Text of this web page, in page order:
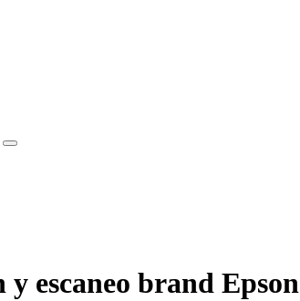
escaneo brand Epson